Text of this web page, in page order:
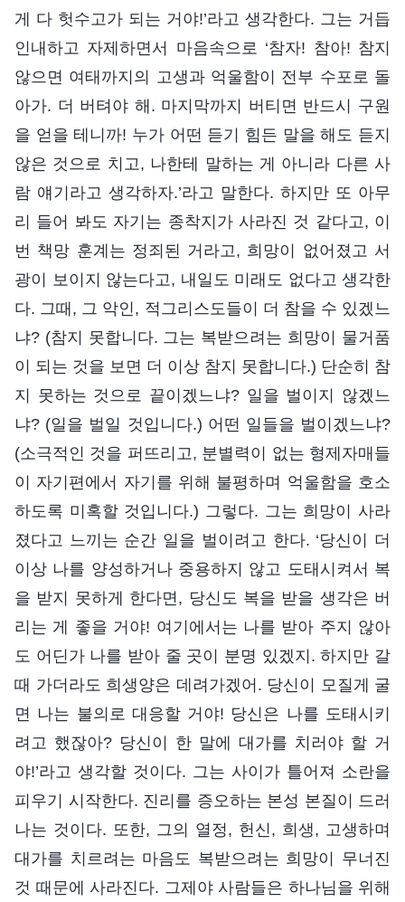
게 다 헛수고가 되는 거야!’라고 생각한다. 그는 거듭
인내하고 자제하면서 마음속으로 ‘참자! 참아! 참지
않으면 여태까지의 고생과 억울함이 전부 수포로 돌
아가. 더 버텨야 해. 마지막까지 버티면 반드시 구원
을 얻을 테니까! 누가 어떤 듣기 힘든 말을 해도 듣지
않은 것으로 치고, 나한테 말하는 게 아니라 다른 사
람 얘기라고 생각하자.’라고 말한다. 하지만 또 아무
리 들어 봐도 자기는 종착지가 사라진 것 같다고, 이
번 책망 훈계는 정죄된 거라고, 희망이 없어졌고 서
광이 보이지 않는다고, 내일도 미래도 없다고 생각한
다. 그때, 그 악인, 적그리스도들이 더 참을 수 있겠느
냐? (참지 못합니다. 그는 복받으려는 희망이 물거품
이 되는 것을 보면 더 이상 참지 못합니다.) 단순히 참
지 못하는 것으로 끝이겠느냐? 일을 벌이지 않겠느
냐? (일을 벌일 것입니다.) 어떤 일들을 벌이겠느냐?
(소극적인 것을 퍼뜨리고, 분별력이 없는 형제자매들
이 자기편에서 자기를 위해 불평하며 억울함을 호소
하도록 미혹할 것입니다.) 그렇다. 그는 희망이 사라
졌다고 느끼는 순간 일을 벌이려고 한다. ‘당신이 더
이상 나를 양성하거나 중용하지 않고 도태시켜서 복
을 받지 못하게 한다면, 당신도 복을 받을 생각은 버
리는 게 좋을 거야! 여기에서는 나를 받아 주지 않아
도 어딘가 나를 받아 줄 곳이 분명 있겠지. 하지만 갈
때 가더라도 희생양은 데려가겠어. 당신이 모질게 굴
면 나는 불의로 대응할 거야! 당신은 나를 도태시키
려고 했잖아? 당신이 한 말에 대가를 치러야 할 거
야!’라고 생각할 것이다. 그는 사이가 틀어져 소란을
피우기 시작한다. 진리를 증오하는 본성 본질이 드러
나는 것이다. 또한, 그의 열정, 헌신, 희생, 고생하며
대가를 치르려는 마음도 복받으려는 희망이 무너진
것 때문에 사라진다. 그제야 사람들은 하나님을 위해